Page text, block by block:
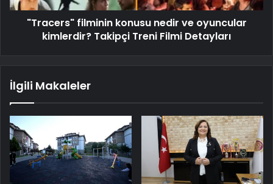
"Tracers" filminin konusu nedir ve oyuncular
kimlerdir? Takipçi Treni Filmi Detayları
İlgili Makaleler